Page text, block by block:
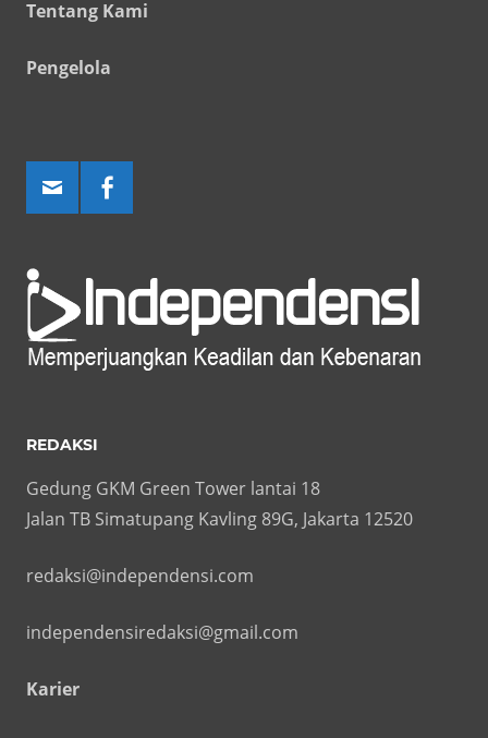
Tentang Kami
Pengelola
REDAKSI
Gedung GKM Green Tower lantai 18
Jalan TB Simatupang Kavling 89G, Jakarta 12520
redaksi@independensi.com
independensiredaksi@gmail.com
Karier